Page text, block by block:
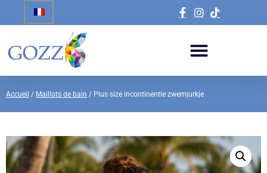
Accueil / Maillots de bain / Plus size incontinentie zwemjurkje